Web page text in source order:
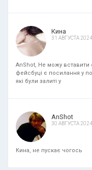
Кина
31 АВГУСТА
AnShot, Не можу вставити
фейсбуці є посилання у
які були залиті у
AnShot
30 АВГУСТА 2024
Кина, не пускає чогось